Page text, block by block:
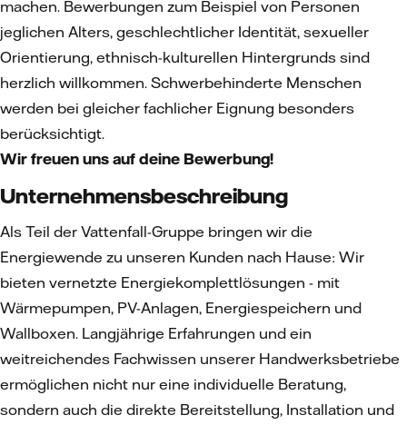
machen. Bewerbungen zum Beispiel von Personen
jeglichen Alters, geschlechtlicher Identität, sexueller
Orientierung, ethnisch-kulturellen Hintergrunds sind
herzlich willkommen. Schwerbehinderte Menschen
werden bei gleicher fachlicher Eignung besonders
berücksichtigt.
Wir freuen uns auf deine Bewerbung!
Unternehmensbeschreibung
Als Teil der Vattenfall-Gruppe bringen wir die
Energiewende zu unseren Kunden nach Hause: Wir
bieten vernetzte Energiekomplettlösungen - mit
Wärmepumpen, PV-Anlagen, Energiespeichern und
Wallboxen. Langjährige Erfahrungen und ein
weitreichendes Fachwissen unserer Handwerksbetriebe
ermöglichen nicht nur eine individuelle Beratung,
sondern auch die direkte Bereitstellung, Installation und